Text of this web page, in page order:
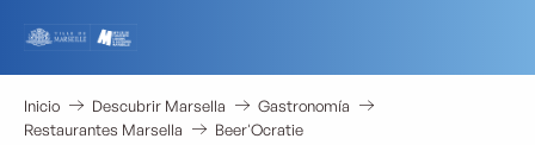
contenu
principal
Inicio Descubrir Marsella
Gastronomía
Restaurantes Marsella
Beer'Ocratie